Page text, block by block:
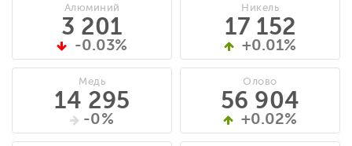
Алюминий
3 201
-0.03%
Медь
14 295
-0%
Никель
17 152
+0.01%
Олово
56 904
+0.02%